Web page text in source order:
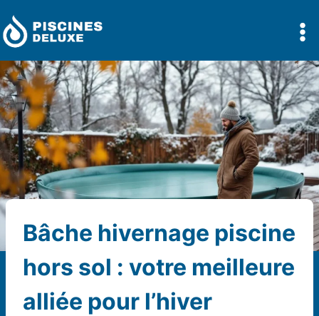
au
contenu
Bâche hivernage piscine
hors sol : votre meilleure
alliée pour l’hiver